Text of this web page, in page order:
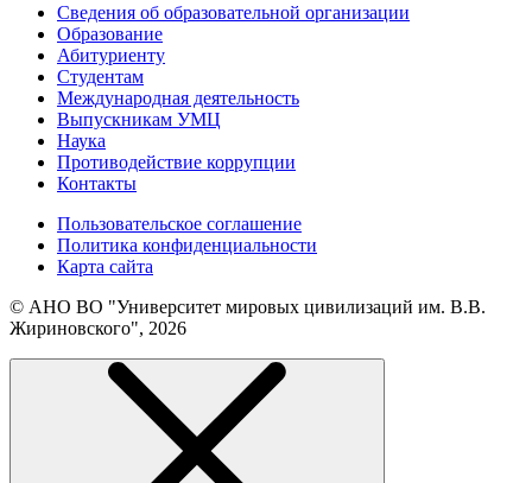
Сведения об образовательной организации
Образование
Абитуриенту
Студентам
Международная деятельность
Выпускникам УМЦ
Наука
Противодействие коррупции
Контакты
Пользовательское соглашение
Политика конфиденциальности
Карта сайта
© АНО ВО "Университет мировых цивилизаций им. В.В.
Жириновского", 2026